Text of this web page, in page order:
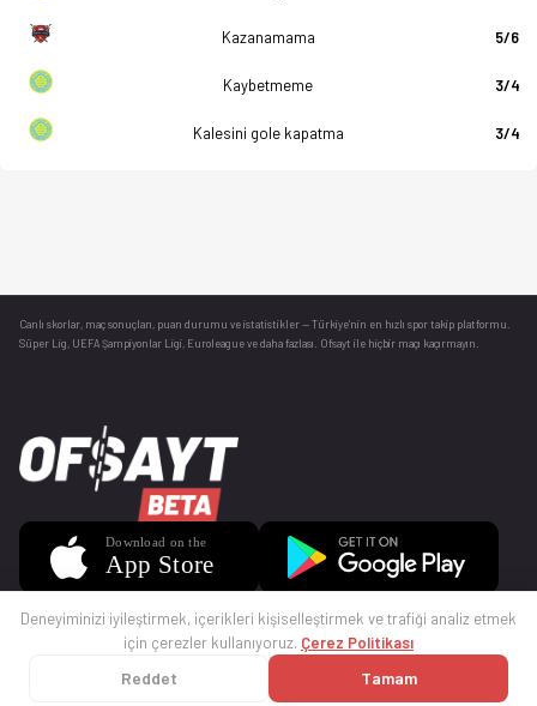
Kazanamama 5/6
Kaybetmeme 3/4
Kalesini gole kapatma 3/4
Canlı skorlar , maç sonuçları, puan durumu ve istatistikler — Türkiye’nin en hızlı spor takip platformu.
Süper Lig, UEFA Şampiyonlar Ligi, Euroleague ve daha fazlası. Ofsayt ile hiçbir maçı kaçırmayın.
© 2025 Ofsayt
Deneyiminizi iyileştirmek, içerikleri kişiselleştirmek ve trafiği analiz etmek
için çerezler kullanıyoruz. Çerez Politikası
Reddet Tamam